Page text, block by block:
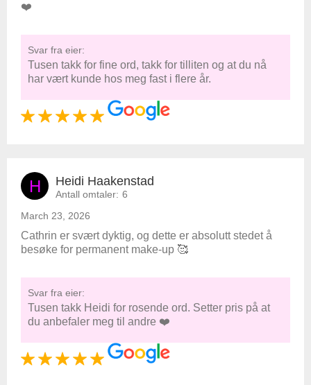
❤️
Svar fra eier:
Tusen takk for fine ord, takk for tilliten og at du nå
har vært kunde hos meg fast i flere år.
H Heidi Haakenstad
Antall omtaler: 6
March 23, 2026
Cathrin er svært dyktig, og dette er absolutt stedet å
besøke for permanent make-up 🥰
Svar fra eier:
Tusen takk Heidi for rosende ord. Setter pris på at
du anbefaler meg til andre ❤️